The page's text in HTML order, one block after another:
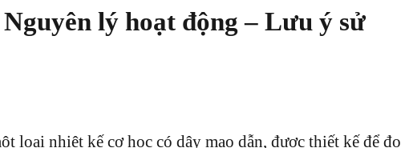
lý hoạt động – Lưu ý sử
loại nhiệt kế cơ học có dây mao dẫn, được thiết kế để đo